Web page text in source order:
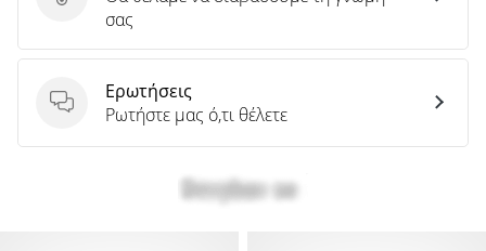
Στείλτε κριτική για το προϊόν
σας
Ερωτήσεις
Ερωτήσεις
Ρωτήστε μας ό,τι θέλετε